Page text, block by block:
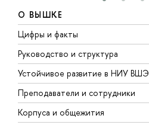
О ВЫШКЕ
Цифры и факты
Руководство и структура
Устойчивое развитие в НИУ ВШЭ
Преподаватели и сотрудники
Корпуса и общежития